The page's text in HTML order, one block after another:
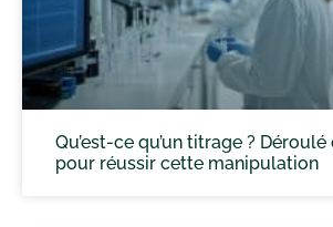
Qu’est-ce qu’un titrage ?
pour réussir cette manipulation